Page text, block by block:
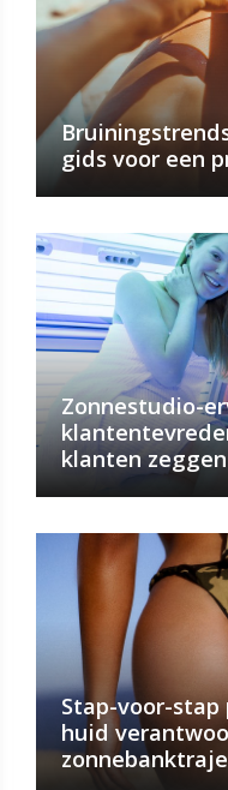
gids voor een
Zonnestudio-
klanten zeggen
Stap-voor-stap
huid